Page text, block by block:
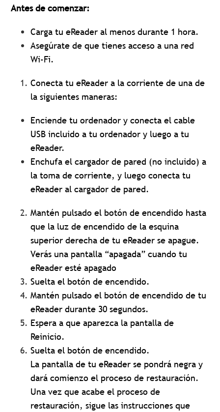
Antes de comenzar:
Carga tu eReader al menos durante 1 hora.
Asegúrate de que tienes acceso a una red
Wi-Fi.
Conecta tu eReader a la corriente de una de
la siguientes maneras:
Enciende tu ordenador y conecta el cable
USB incluido a tu ordenador y luego a tu
eReader.
Enchufa el cargador de pared (no incluido) a
la toma de corriente, y luego conecta tu
eReader al cargador de pared.
Mantén pulsado el botón de encendido hasta
que la luz de encendido de la esquina
superior derecha de tu eReader se apague.
Verás una pantalla “apagada” cuando tu
eReader esté apagado
Suelta el botón de encendido.
Mantén pulsado el botón de encendido de tu
eReader durante 30 segundos.
Espera a que aparezca la pantalla de
Reinicio.
Suelta el botón de encendido.
La pantalla de tu eReader se pondrá negra y
dará comienzo el proceso de restauración.
Una vez que acabe el proceso de
restauración, sigue las instrucciones que